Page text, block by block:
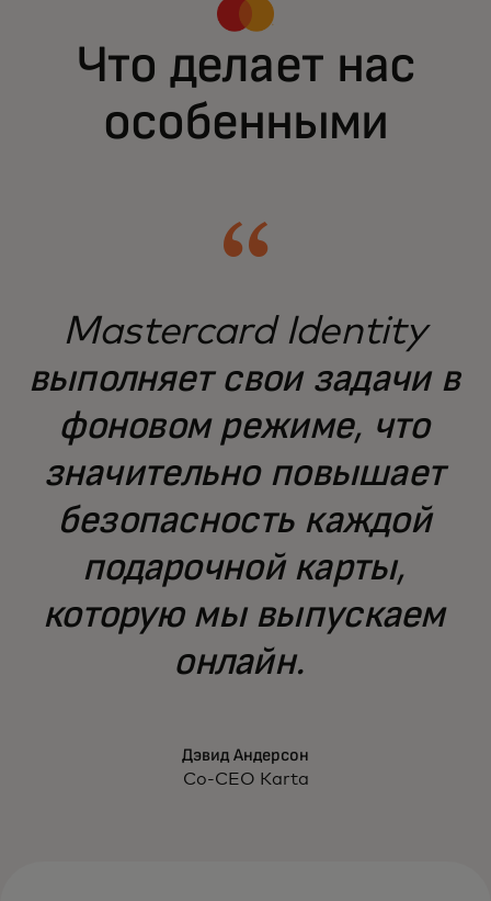
Что делает нас
особенными
Mastercard Identity
выполняет свои задачи в
фоновом режиме, что
значительно повышает
безопасность каждой
подарочной карты,
которую мы выпускаем
онлайн.
Дэвид Андерсон
Co-CEO Karta